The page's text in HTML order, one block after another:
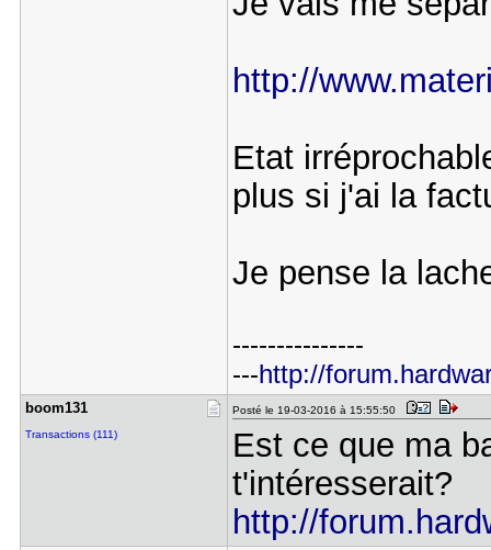
http://
Etat
plus si j'ai la
Je pense la
---------------
---http://
boom131
Transactions (111)
Posté le 19-03-2016 à 15:55:50
Est ce que ma
t'intéresserait?
http://